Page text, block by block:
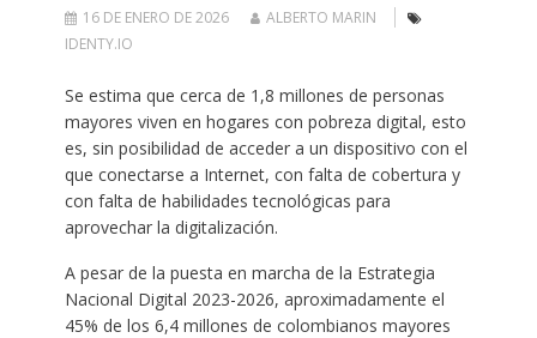
16 DE ENERO DE 2026
ALBERTO MARIN
IDENTY.IO
Se estima que cerca de 1,8 millones de personas
mayores viven en hogares con pobreza digital, esto
es, sin posibilidad de acceder a un dispositivo con el
que conectarse a Internet, con falta de cobertura y
con falta de habilidades tecnológicas para
aprovechar la digitalización.
A pesar de la puesta en marcha de la Estrategia
Nacional Digital 2023-2026, aproximadamente el
45% de los 6,4 millones de colombianos mayores